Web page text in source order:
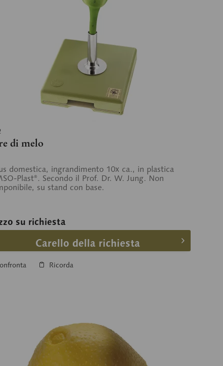
di melo
domestica, ingrandimento 10x ca., in plastica
Plast®. Secondo il Prof. Dr. W. Jung. Non
su stand con base.
su richiesta
Carello della richiesta
Ricorda